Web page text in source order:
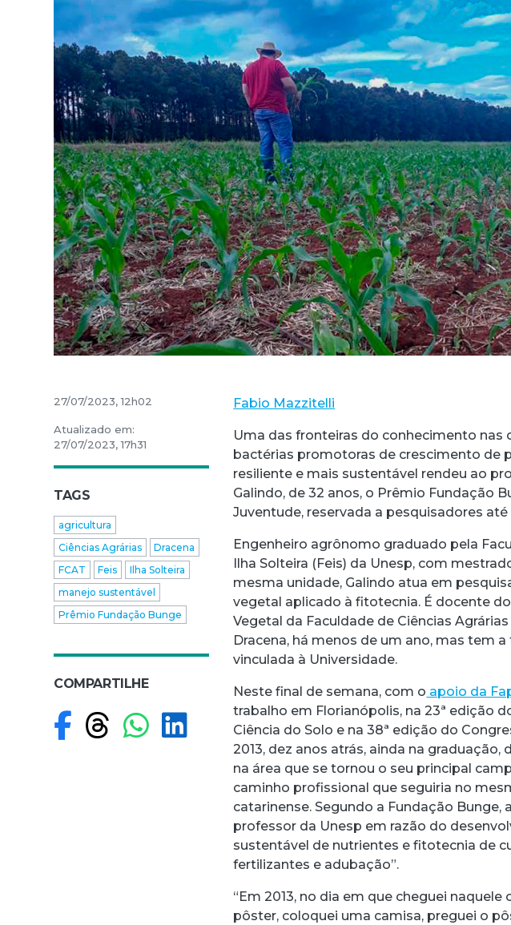
Fabio Mazzitelli
Uma das fronteiras do conhecimento nas
bactérias promotoras de crescimento de
resiliente e mais sustentável rendeu ao
Galindo, de 32 anos, o Prêmio Fundação
Juventude, reservada a pesquisadores até
Engenheiro agrônomo graduado pela
Ilha Solteira (Feis) da Unesp, com
mesma unidade, Galindo atua em
vegetal aplicado à fitotecnia. É docente
Vegetal da Faculdade de Ciências
Dracena, há menos de um ano, mas tem
vinculada à Universidade.
Neste final de semana, com o apoio da
trabalho em Florianópolis, na 23ª edição
Ciência do Solo e na 38ª edição do
2013, dez anos atrás, ainda na
na área que se tornou o seu principal
caminho profissional que seguiria no
catarinense. Segundo a Fundação
professor da Unesp em razão do
sustentável de nutrientes e fitotecnia de
fertilizantes e adubação”.
“Em 2013, no dia em que cheguei
pôster, coloquei uma camisa, preguei o
27/07/2023, 12h02
Atualizado em:
27/07/2023, 17h31
TAGS
agricultura
Ciências Agrárias
Dracena
FCAT
Feis
Ilha Solteira
manejo sustentável
Prêmio Fundação Bunge
COMPARTILHE
Compartilhar no Facebook
Compartilhar no Threads
Compartilhar no
Compartilhar no